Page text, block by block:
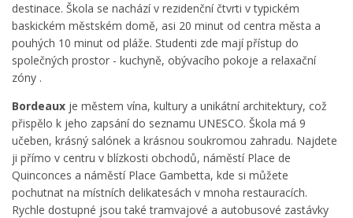
destinace. Škola se nachází v rezidenční čtvrti v typickém
baskickém městském domě, asi 20 minut od centra města a
pouhých 10 minut od pláže. Studenti zde mají přístup do
společných prostor - kuchyně, obývacího pokoje a relaxační
zóny .
Bordeaux je městem vína, kultury a unikátní architektury, což
přispělo k jeho zapsání do seznamu UNESCO. Škola má 9
učeben, krásný salónek a krásnou soukromou zahradu. Najdete
ji přímo v centru v blízkosti obchodů, náměstí Place de
Quinconces a náměstí Place Gambetta, kde si můžete
pochutnat na místních delikatesách v mnoha restauracích.
Rychle dostupné jsou také tramvajové a autobusové zastávky